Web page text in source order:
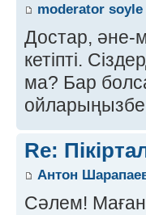
moderator soyle
Достар, әне-
кетіпті.
ма? Бар
Re:
Антон
Сәлем!